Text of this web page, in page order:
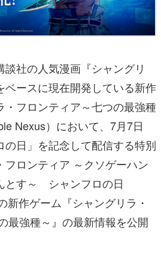
社の人気漫画『シャングリ
ベースに現在開発している新作
・フロンティア～七つの最強種
Nexus）において、7月7日
の日」を記念して配信する特別
ロンティア ～クソゲーハン
とす～ シャンフロの日
新作ゲーム『シャングリラ・
最強種～』の最新情報を公開